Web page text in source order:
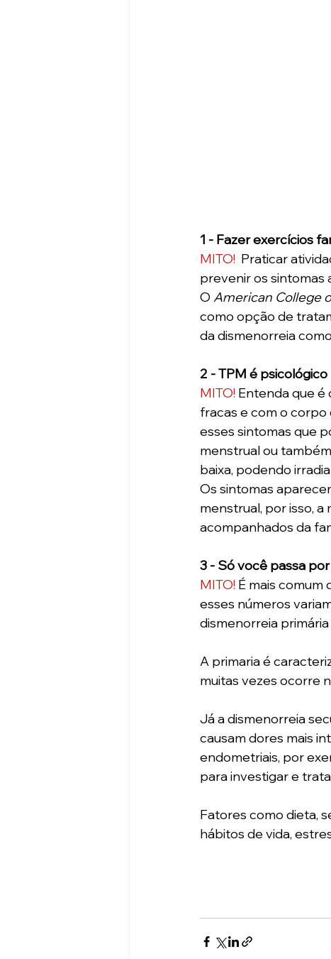
1 - Fazer exercícios
MITO! Praticar
prevenir os sintomas
O American College
como opção de
da dismenorreia
2 - TPM é psicológico
MITO! Entenda que é
fracas e com o corpo
esses sintomas que
menstrual ou
baixa, podendo
Os sintomas
menstrual, por isso,
acompanhados da
3 - Só você passa
MITO! É mais comum
esses números
dismenorreia
A primaria é
muitas vezes ocorre
Já a dismenorreia
causam dores mais
endometriais, por
para investigar e
Fatores como dieta,
hábitos de vida,